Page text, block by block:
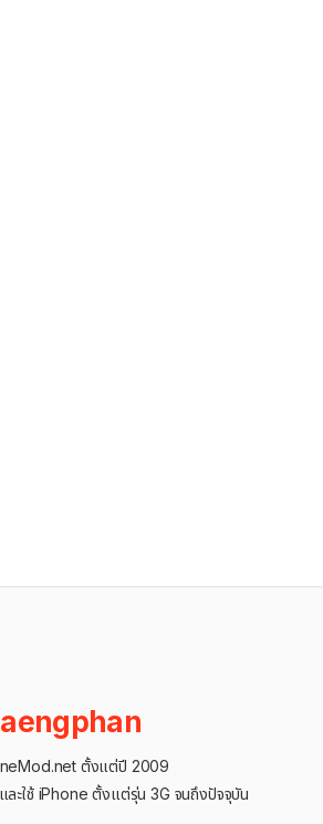
ตั้งแต่ปี 2009
ใช้ iPhone ตั้งแต่รุ่น 3G จนถึงปัจจุบัน